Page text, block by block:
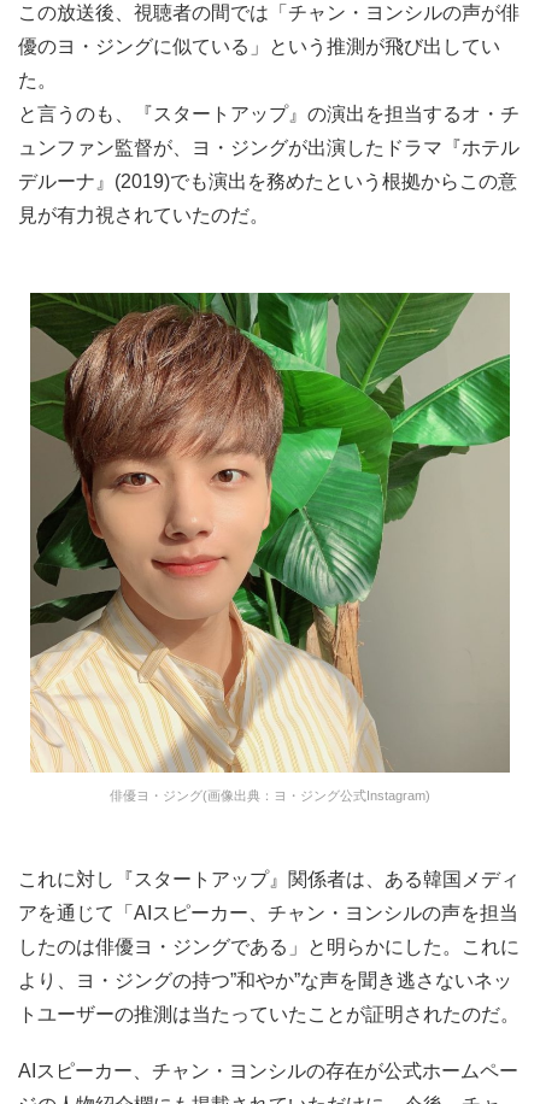
この放送後、視聴者の間では「チャン・ヨンシルの声が俳
優のヨ・ジングに似ている」という推測が飛び出してい
た。
と言うのも、『スタートアップ』の演出を担当するオ・チ
ュンファン監督が、ヨ・ジングが出演したドラマ『ホテル
デルーナ』(2019)でも演出を務めたという根拠からこの意
見が有力視されていたのだ。
俳優ヨ・ジング(画像出典：ヨ・ジング公式Instagram)
これに対し『スタートアップ』関係者は、ある韓国メディ
アを通じて「AIスピーカー、チャン・ヨンシルの声を担当
したのは俳優ヨ・ジングである」と明らかにした。これに
より、ヨ・ジングの持つ”和やか”な声を聞き逃さないネッ
トユーザーの推測は当たっていたことが証明されたのだ。
AIスピーカー、チャン・ヨンシルの存在が公式ホームペー